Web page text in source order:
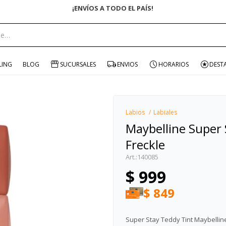
ENVÍO GRATIS EN COMPRAS +$1500 CON CUPÓN "ENVÍO"
BLOG SUCURSALES ENVIOS HORARIOS
Labios Labiales
Maybelline
Freckle
140085
$ 999
$ 849
Super Stay Teddy Tint